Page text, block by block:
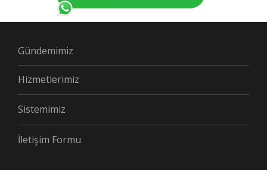
Gündemimiz
Hizmetlerimiz
Sistemimiz
İletişim Formu